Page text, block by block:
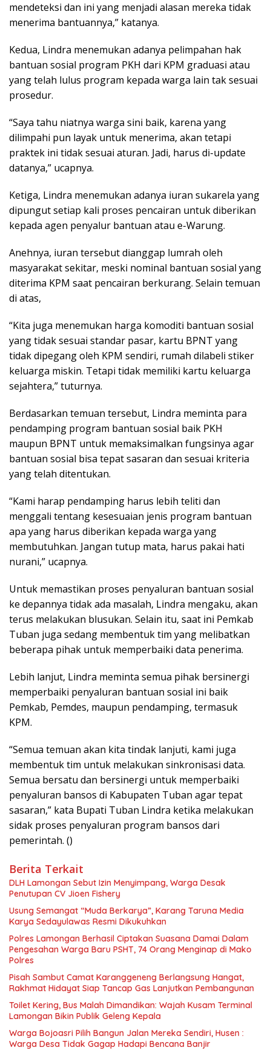
mendeteksi dan ini yang menjadi alasan mereka tidak
menerima bantuannya,” katanya.
Kedua, Lindra menemukan adanya pelimpahan hak
bantuan sosial program PKH dari KPM graduasi atau
yang telah lulus program kepada warga lain tak sesuai
prosedur.
“Saya tahu niatnya warga sini baik, karena yang
dilimpahi pun layak untuk menerima, akan tetapi
praktek ini tidak sesuai aturan. Jadi, harus di-update
datanya,” ucapnya.
Ketiga, Lindra menemukan adanya iuran sukarela yang
dipungut setiap kali proses pencairan untuk diberikan
kepada agen penyalur bantuan atau e-Warung.
Anehnya, iuran tersebut dianggap lumrah oleh
masyarakat sekitar, meski nominal bantuan sosial yang
diterima KPM saat pencairan berkurang. Selain temuan
di atas,
“Kita juga menemukan harga komoditi bantuan sosial
yang tidak sesuai standar pasar, kartu BPNT yang
tidak dipegang oleh KPM sendiri, rumah dilabeli stiker
keluarga miskin. Tetapi tidak memiliki kartu keluarga
sejahtera,” tuturnya.
Berdasarkan temuan tersebut, Lindra meminta para
pendamping program bantuan sosial baik PKH
maupun BPNT untuk memaksimalkan fungsinya agar
bantuan sosial bisa tepat sasaran dan sesuai kriteria
yang telah ditentukan.
“Kami harap pendamping harus lebih teliti dan
menggali tentang kesesuaian jenis program bantuan
apa yang harus diberikan kepada warga yang
membutuhkan. Jangan tutup mata, harus pakai hati
nurani,” ucapnya.
Untuk memastikan proses penyaluran bantuan sosial
ke depannya tidak ada masalah, Lindra mengaku, akan
terus melakukan blusukan. Selain itu, saat ini Pemkab
Tuban juga sedang membentuk tim yang melibatkan
beberapa pihak untuk memperbaiki data penerima.
Lebih lanjut, Lindra meminta semua pihak bersinergi
memperbaiki penyaluran bantuan sosial ini baik
Pemkab, Pemdes, maupun pendamping, termasuk
KPM.
“Semua temuan akan kita tindak lanjuti, kami juga
membentuk tim untuk melakukan sinkronisasi data.
Semua bersatu dan bersinergi untuk memperbaiki
penyaluran bansos di Kabupaten Tuban agar tepat
sasaran,” kata Bupati Tuban Lindra ketika melakukan
sidak proses penyaluran program bansos dari
pemerintah. ()
Berita Terkait
DLH Lamongan Sebut Izin Menyimpang, Warga Desak
Penutupan CV Jioen Fishery
Usung Semangat “Muda Berkarya”, Karang Taruna Media
Karya Sedayulawas Resmi Dikukuhkan
Polres Lamongan Berhasil Ciptakan Suasana Damai Dalam
Pengesahan Warga Baru PSHT, 74 Orang Menginap di Mako
Polres
Pisah Sambut Camat Karanggeneng Berlangsung Hangat,
Rakhmat Hidayat Siap Tancap Gas Lanjutkan Pembangunan
Toilet Kering, Bus Malah Dimandikan: Wajah Kusam Terminal
Lamongan Bikin Publik Geleng Kepala
Warga Bojoasri Pilih Bangun Jalan Mereka Sendiri, Husen :
Warga Desa Tidak Gagap Hadapi Bencana Banjir